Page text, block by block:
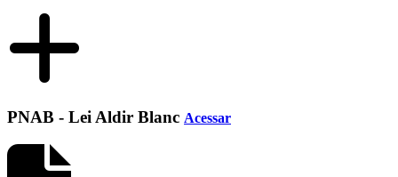
PNAB - Lei Aldir Blanc Acessar